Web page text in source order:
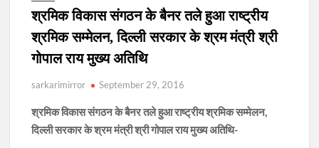
श्रमिक विकास संगठन के बैनर तले हुआ राष्ट्रीय
श्रमिक सम्मेलन, दिल्ली सरकार के श्रम मंत्री श्री
गोपाल राय मुख्य अतिथि
sarkarimirror September 29, 2016
श्रमिक विकास संगठन के बैनर तले हुआ राष्ट्रीय श्रमिक सम्मेलन,
दिल्ली सरकार के श्रम मंत्री श्री गोपाल राय मुख्य अतिथि-